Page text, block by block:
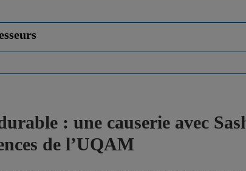
: une causerie avec
de l’UQAM